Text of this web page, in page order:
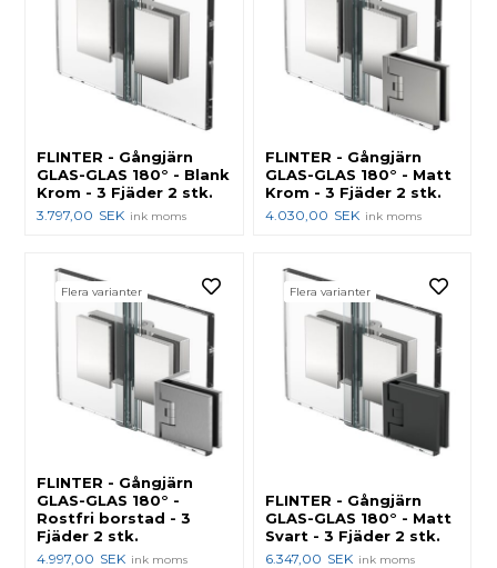
FLINTER - Gångjärn
GLAS-GLAS 180° - Blank
Krom - 3 Fjäder 2 stk.
3.797,00 SEK ink moms
FLINTER - Gångjärn
GLAS-GLAS 180° - Matt
Krom - 3 Fjäder 2 stk.
4.030,00 SEK ink moms
Flera varianter
FLINTER - Gångjärn
GLAS-GLAS 180° -
Rostfri borstad - 3
Fjäder 2 stk.
4.997,00 SEK ink moms
Flera varianter
FLINTER - Gångjärn
GLAS-GLAS 180° - Matt
Svart - 3 Fjäder 2 stk.
6.347,00 SEK ink moms